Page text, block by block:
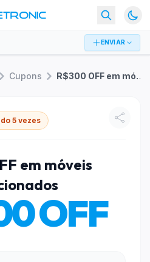
ENVIAR
Cupons R$300 OFF em móveis selecionados
5 vezes
em móveis
OFF